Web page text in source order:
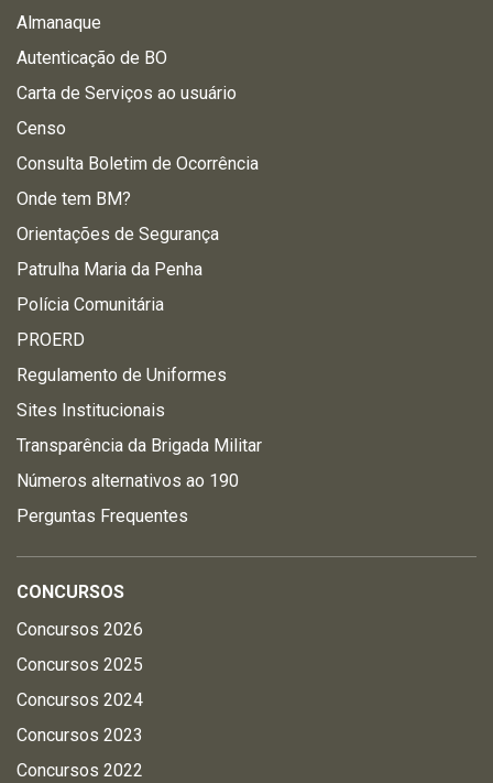
Almanaque
Autenticação de BO
Carta de Serviços ao usuário
Censo
Consulta Boletim de Ocorrência
Onde tem BM?
Orientações de Segurança
Patrulha Maria da Penha
Polícia Comunitária
PROERD
Regulamento de Uniformes
Sites Institucionais
Transparência da Brigada Militar
Números alternativos ao 190
Perguntas Frequentes
CONCURSOS
Concursos 2026
Concursos 2025
Concursos 2024
Concursos 2023
Concursos 2022